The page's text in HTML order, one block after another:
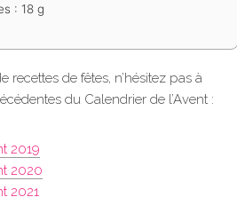
: 18 g
recettes de fêtes, n’hésitez pas à
du Calendrier de l’Avent :
2019
2020
2021